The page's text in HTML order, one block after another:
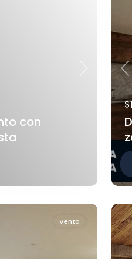
con
Venta